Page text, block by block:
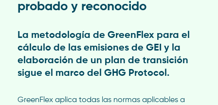
probado y reconocido
La metodología de GreenFlex para el
cálculo de las emisiones de GEI y la
elaboración de un plan de transición
sigue el marco del GHG Protocol.
GreenFlex aplica todas las normas aplicables a